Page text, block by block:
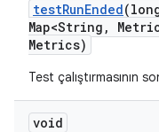
testRunEnded
Map<String ,
Metrics)
Test çalıştırmasının
void